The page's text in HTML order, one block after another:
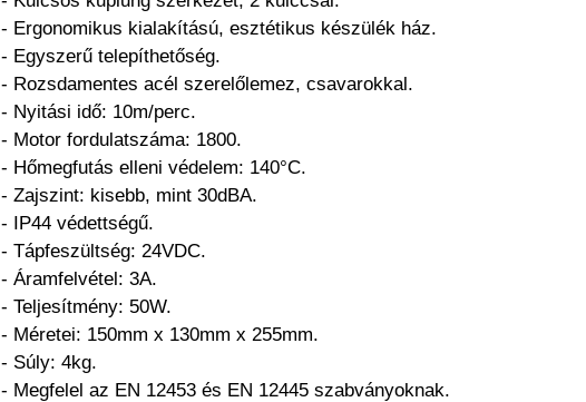
- Ergonomikus kialakítású, esztétikus készülék ház.
- Egyszerű telepíthetőség.
- Rozsdamentes acél szerelőlemez, csavarokkal.
- Nyitási idő: 10m/perc.
- Motor fordulatszáma: 1800.
- Hőmegfutás elleni védelem: 140°C.
- Zajszint: kisebb, mint 30dBA.
- IP44 védettségű.
- Tápfeszültség: 24VDC.
- Áramfelvétel: 3A.
- Teljesítmény: 50W.
- Méretei: 150mm x 130mm x 255mm.
- Súly: 4kg.
- Megfelel az EN 12453 és EN 12445 szabványoknak.